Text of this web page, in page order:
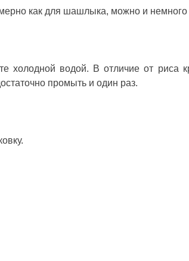
как для шашлыка, можно и
холодной водой. В отличие от риса
промыть и один раз.